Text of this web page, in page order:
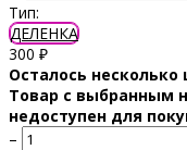
Тип:
ДЕЛЕНКА
300 ₽
Осталось несколько
Товар с выбранным
недоступен для
–